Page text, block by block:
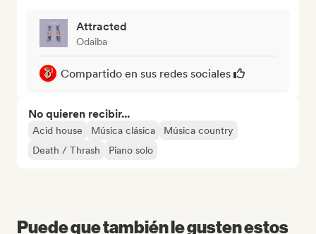
Attracted
Odaiba
Compartido en sus redes sociales
No quieren recibir...
Acid house Música clásica
Música country
Death / Thrash
Piano solo
Puede que también le gusten estos